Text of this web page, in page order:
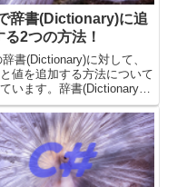
辞書(Dictionary)に追
る2つの方法！
書(Dictionary)に対して、
値を追加する方法について
います。辞書(Dictionary)
て、新しくキーと値を追加
場合は、下記のどちらかの
ドを使うことができま
Addメソッド・TryAddメ